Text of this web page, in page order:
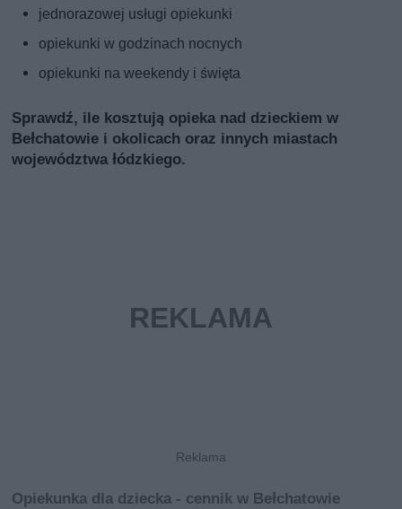
jednorazowej usługi opiekunki
opiekunki w godzinach nocnych
opiekunki na weekendy i święta
Sprawdź, ile kosztują opieka nad dzieckiem w
Bełchatowie i okolicach oraz innych miastach
województwa łódzkiego.
Opiekunka dla dziecka - cennik w Bełchatowie